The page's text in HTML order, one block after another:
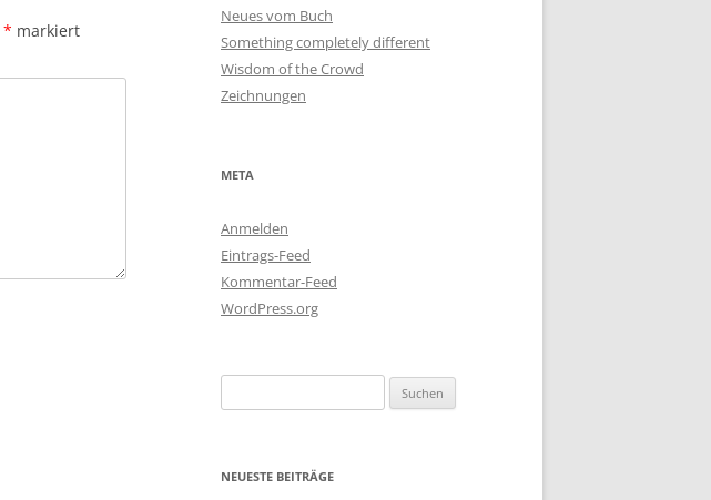
* markiert
Neues vom Buch
Something completely different
Wisdom of the Crowd
Zeichnungen
META
Anmelden
Eintrags-Feed
Kommentar-Feed
WordPress.org
nach:
NEUESTE BEITRÄGE